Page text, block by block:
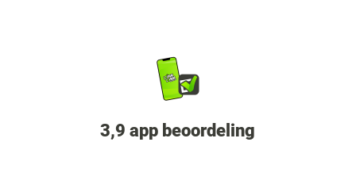
3,9 app beoordeling